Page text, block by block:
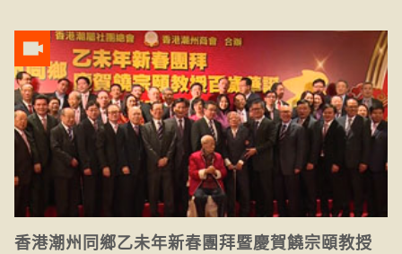
香港潮州同鄉乙未年新春團拜暨慶賀饒宗頤教授